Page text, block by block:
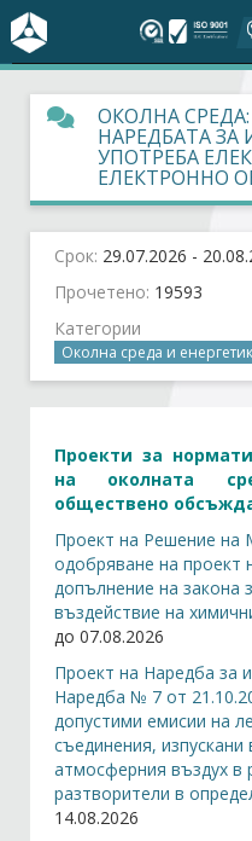
За БСК
На фокус
Актуално
Социален диалог
Дейности
Проекти
Членове
Стани член
ОКОЛНА
НАРЕДБАТА ЗА
УПОТРЕБА
ЕЛЕКТРОННО
Срок: 29.07.2026 -
Прочетено: 19593
Категории
Околна среда и
Проекти за
на околната
обществено
Проект на Решение на
одобряване на проект
допълнение на закона
въздействие на
до 07.08.2026
Проект на Наредба за
Наредба № 7 от
допустими емисии на
съединения,
атмосферния въздух в
разтворители в
14.08.2026